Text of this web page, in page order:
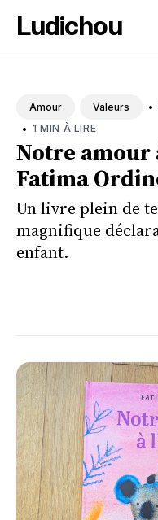
Ludichou
blog
Amour Valeurs •
• 1 MIN À LIRE
Notre
Fatima
Un livre plein de
magnifique
enfant.